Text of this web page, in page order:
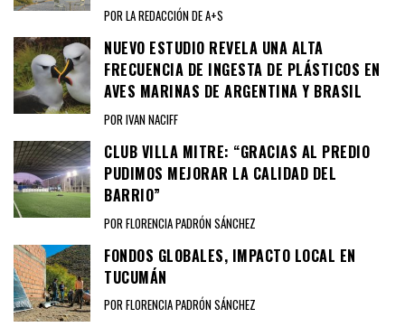
POR LA REDACCIÓN DE A+S
NUEVO ESTUDIO REVELA UNA ALTA
FRECUENCIA DE INGESTA DE PLÁSTICOS EN
AVES MARINAS DE ARGENTINA Y BRASIL
POR IVAN NACIFF
CLUB VILLA MITRE: “GRACIAS AL PREDIO
PUDIMOS MEJORAR LA CALIDAD DEL
BARRIO”
POR FLORENCIA PADRÓN SÁNCHEZ
FONDOS GLOBALES, IMPACTO LOCAL EN
TUCUMÁN
POR FLORENCIA PADRÓN SÁNCHEZ